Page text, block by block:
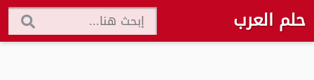
حلم العرب